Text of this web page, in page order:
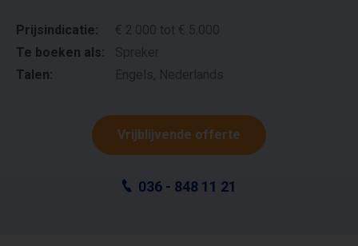
Prijsindicatie:
€ 2.000 tot € 5.000
Te boeken als:
Spreker
Talen:
Vrijblijvende offerte
036 - 848 11 21